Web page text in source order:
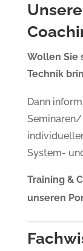
Wollen Sie
Technik
Dann
System-
Training &
unseren